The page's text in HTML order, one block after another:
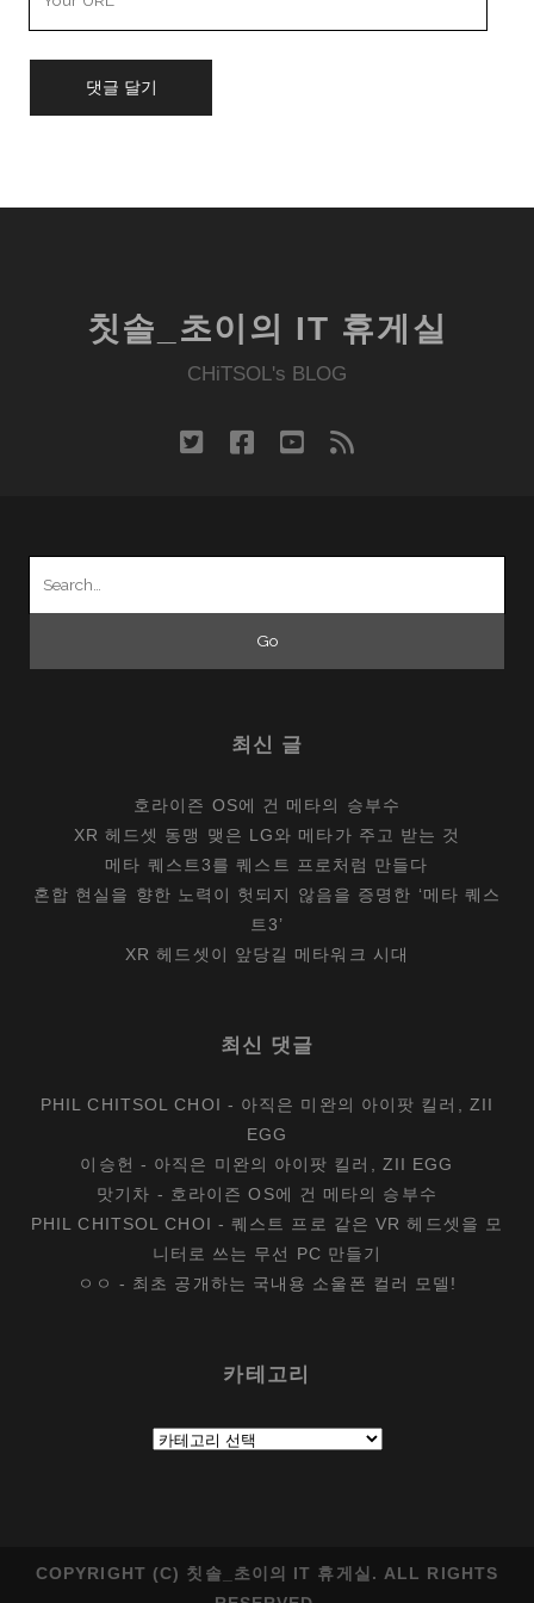
칫솔_초이의 IT 휴게실
CHiTSOL's BLOG
twitterfacebook
youtube
rss
최신 글
호라이즌 OS에 건 메타의 승부수
XR 헤드셋 동맹 맺은 LG와 메타가 주고 받는 것
메타 퀘스트3를 퀘스트 프로처럼 만들다
혼합 현실을 향한 노력이 헛되지 않음을 증명한 ‘메타 퀘스
트3’
XR 헤드셋이 앞당길 메타워크 시대
최신 댓글
PHIL CHITSOL CHOI - 아직은 미완의 아이팟 킬러, ZII
EGG
이승헌 - 아직은 미완의 아이팟 킬러, ZII EGG
맛기차 - 호라이즌 OS에 건 메타의 승부수
PHIL CHITSOL CHOI -퀘스트 프로 같은 VR 헤드셋을 모
니터로 쓰는 무선 PC 만들기
ㅇㅇ - 최초 공개하는 국내용 소울폰 컬러 모델!
카테고리
테
COPYRIGHT (C) 칫솔_초이의 IT 휴게실. ALL RIGHTS